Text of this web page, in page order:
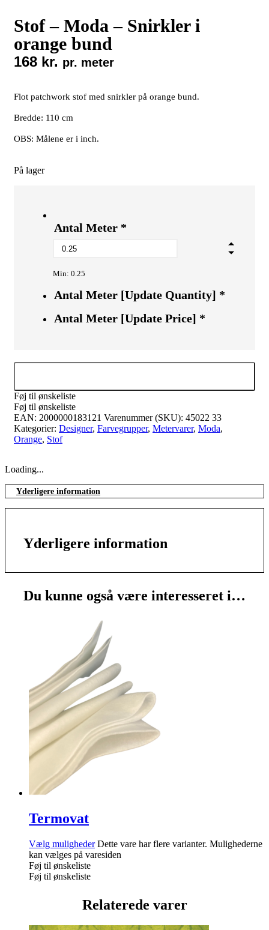
Stof – Moda – Snirkler i
orange bund
168 kr. pr. meter
Flot patchwork stof med snirkler på orange bund.
Bredde: 110 cm
OBS: Målene er i inch.
På lager
Antal Meter *
Min: 0.25
Antal Meter [Update Quantity] *
Antal Meter [Update Price] *
Føj til ønskeliste
Føj til ønskeliste
EAN: 2000000183121 Varenummer (SKU): 45022 33
Kategorier: Designer, Farvegrupper, Metervarer, Moda,
Orange, Stof
Loading...
Yderligere information
Yderligere information
Du kunne også være interesseret i…
Termovat
Vælg muligheder Dette vare har flere varianter. Mulighederne
kan vælges på varesiden
Føj til ønskeliste
Føj til ønskeliste
Relaterede varer